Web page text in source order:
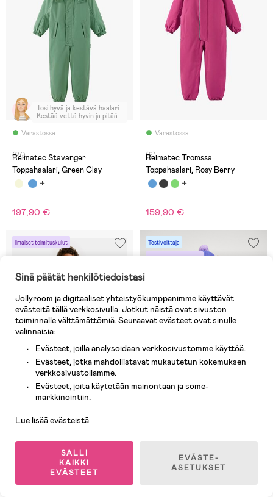
Varastossa
Tosi hyvä ja kestävä haalari.
Kestää vettä hyvin ja pitää
(27)
Reimatec Stavanger
Toppahaalari, Green Clay
197,90 €
Varastossa
(6)
Reimatec Tromssa
Toppahaalari, Rosy Berry
159,90 €
Ilmaiset toimituskulut
Laadukkaan tuntuinen
haalari, reilua kokoa
Testivoittaja
Ilmaiset toimituskulut
Sinä päätät henkilötiedoistasi
Jollyroom ja digitaaliset yhteistyökumppanimme käyttävät
evästeitä tällä verkkosivulla. Jotkut näistä ovat sivuston
toiminnalle välttämättömiä. Seuraavat evästeet ovat sinulle
valinnaisia:
Evästeet, joilla analysoidaan verkkosivustomme käyttöä.
Evästeet, jotka mahdollistavat mukautetun kokemuksen
verkkosivustollamme.
Evästeet, joita käytetään mainontaan ja some-
markkinointiin.
Lue lisää evästeistä
SALLI
KAIKKI
EVÄSTEET
EVÄSTE-
ASETUKSET